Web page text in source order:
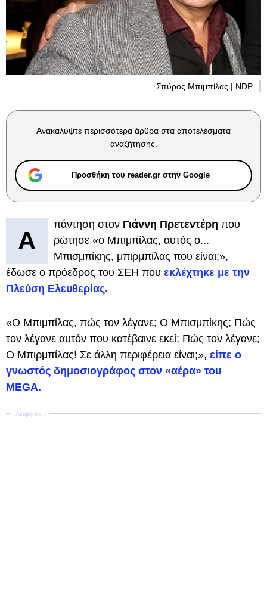
Σπύρος Μπιμπίλας | NDP
Ανακαλύψτε περισσότερα άρθρα στα αποτελέσματα
αναζήτησης.
Προσθήκη του reader.gr στην Google
Α
πάντηση στον Γιάννη Πρετεντέρη που
ρώτησε «ο Μπιμπίλας, αυτός ο...
Μπισμπίκης, μπιρμπίλας που είναι;»,
έδωσε ο πρόεδρος του ΣΕΗ που εκλέχτηκε με την
Πλεύση Ελευθερίας.
«Ο Μπιμπίλας, πώς τον λέγανε; Ο Μπισμπίκης; Πώς
τον λέγανε αυτόν που κατέβαινε εκεί; Πώς τον λέγανε;
Ο Μπιρμπίλας! Σε άλλη περιφέρεια είναι;», είπε ο
γνωστός δημοσιογράφος στον «αέρα» του
MEGA.